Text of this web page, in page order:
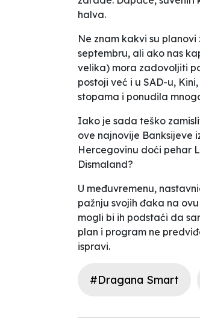
halva.
Ne znam kakvi su
septembru, ali ako nas
velika) mora zadovoljiti
postoji već i u SAD-u,
stopama i ponudila
Iako je sada teško
ove najnovije Banksijeve
Hercegovinu doći pehar
Dismaland?
U međuvremenu,
pažnju svojih đaka na
mogli bi ih podstaći da
plan i program ne
ispravi.
#Dragana Smart